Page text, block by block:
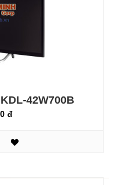
KDL-40R470
đ
42W700B
đ